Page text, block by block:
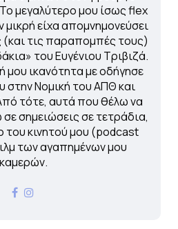
μεγαλύτερο μου ίσως flex
μικρή είχα απομνημονεύσει
(και τις παραπομπές τους)
του Ευγένιου Τριβιζά.
μου ικανότητα με οδήγησε
στην Νομική του ΑΠΘ και
τότε, αυτά που θέλω να
σημειώσεις σε τετράδια,
κινητού μου (podcast
των αγαπημένων μου
καμερών.